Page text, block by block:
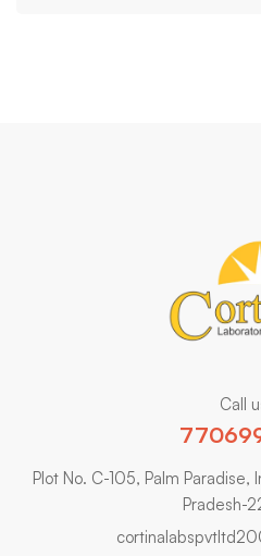
Call
Plot No. C-105, Palm Paradise,
Pradesh-